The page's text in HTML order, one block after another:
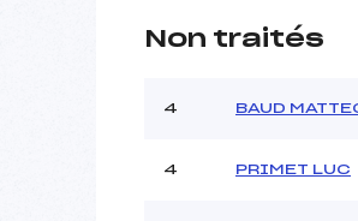
Pénalité appliquée :
Non traités
4 BAUD
4 PRIMET LUC